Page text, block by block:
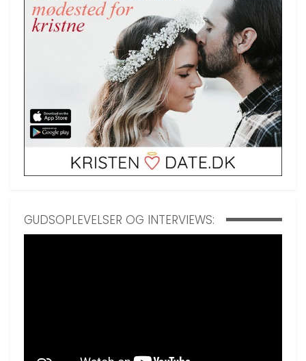
GUDSOPLEVELSER OG INTERVIEWS: